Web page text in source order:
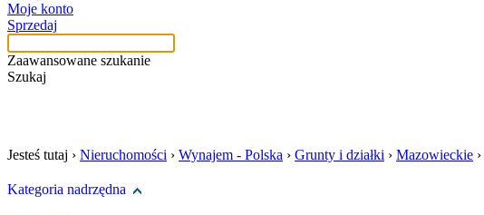
Moje konto
Sprzedaj
Zaawansowane szukanie
Szukaj
Jesteś tutaj › Nieruchomości › Wynajem - Polska › Grunty i działki › Mazowieckie ›
Kategoria nadrzędna